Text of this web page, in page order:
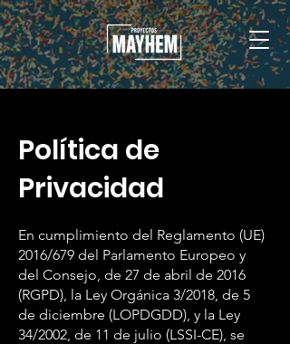
Política de
Privacidad
En cumplimiento del Reglamento (UE)
2016/679 del Parlamento Europeo y
del Consejo, de 27 de abril de 2016
(RGPD), la Ley Orgánica 3/2018, de 5
de diciembre (LOPDGDD), y la Ley
34/2002, de 11 de julio (LSSI-CE), se